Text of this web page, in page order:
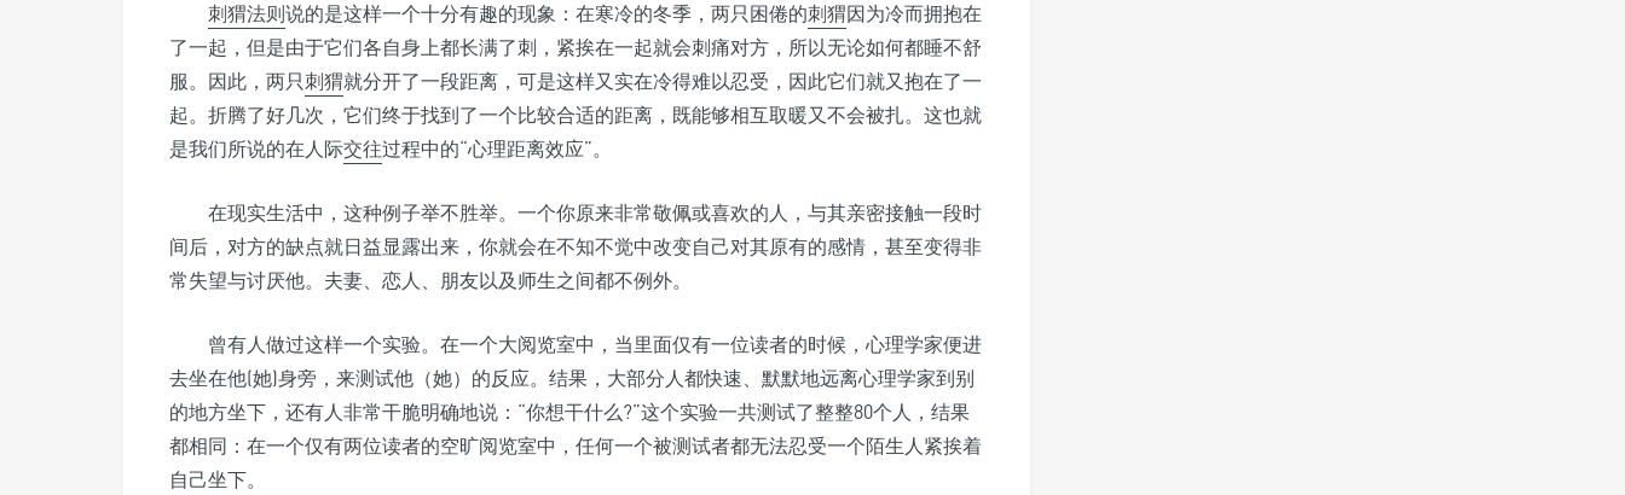
刺猬法则说的是这样一个十分有趣的现象：在寒冷的冬季，两只困倦的刺猬因为冷而拥抱在
了一起，但是由于它们各自身上都长满了刺，紧挨在一起就会刺痛对方，所以无论如何都睡不舒
服。因此，两只刺猬就分开了一段距离，可是这样又实在冷得难以忍受，因此它们就又抱在了一
起。折腾了好几次，它们终于找到了一个比较合适的距离，既能够相互取暖又不会被扎。这也就
是我们所说的在人际交往过程中的“心理距离效应”。
在现实生活中，这种例子举不胜举。一个你原来非常敬佩或喜欢的人，与其亲密接触一段时
间后，对方的缺点就日益显露出来，你就会在不知不觉中改变自己对其原有的感情，甚至变得非
常失望与讨厌他。夫妻、恋人、朋友以及师生之间都不例外。
曾有人做过这样一个实验。在一个大阅览室中，当里面仅有一位读者的时候，心理学家便进
去坐在他(她)身旁，来测试他（她）的反应。结果，大部分人都快速、默默地远离心理学家到别
的地方坐下，还有人非常干脆明确地说：“你想干什么?”这个实验一共测试了整整80个人，结果
都相同：在一个仅有两位读者的空旷阅览室中，任何一个被测试者都无法忍受一个陌生人紧挨着
自己坐下。